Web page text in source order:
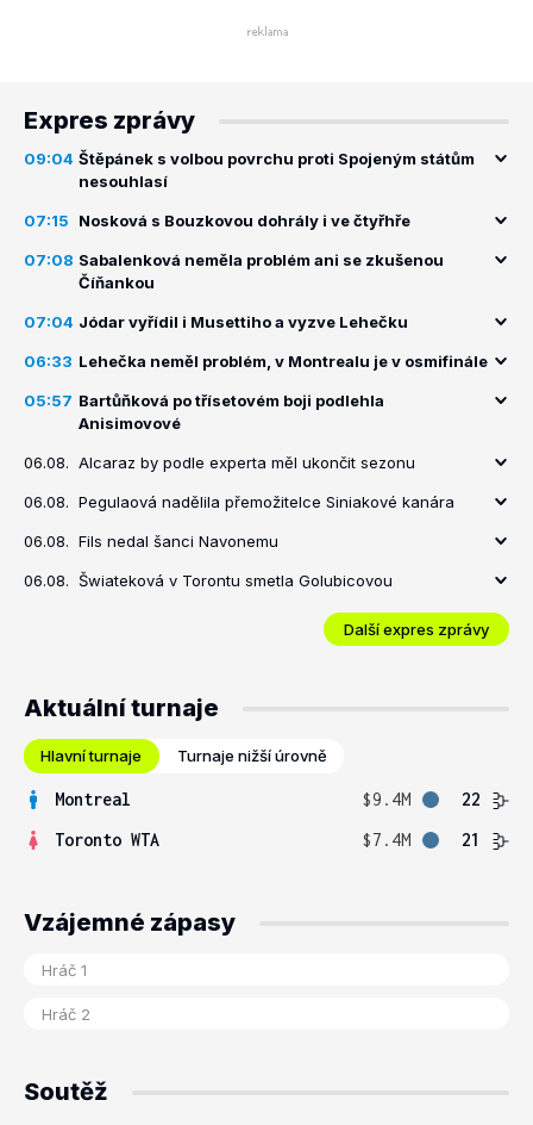
Expres zprávy
09:04 Štěpánek s volbou povrchu proti Spojeným státům
nesouhlasí
07:15 Nosková s Bouzkovou dohrály i ve čtyřhře
07:08 Sabalenková neměla problém ani se zkušenou
Číňankou
07:04 Jódar vyřídil i Musettiho a vyzve Lehečku
06:33 Lehečka neměl problém, v Montrealu je v osmifinále
05:57 Bartůňková po třísetovém boji podlehla
Anisimovové
06.08. Alcaraz by podle experta měl ukončit sezonu
06.08. Pegulaová nadělila přemožitelce Siniakové kanára
06.08. Fils nedal šanci Navonemu
06.08. Šwiateková v Torontu smetla Golubicovou
Další expres zprávy
Aktuální turnaje
Hlavní turnaje Turnaje nižší úrovně
Montreal $9.4M
22
Toronto WTA
$7.4M 21
Vzájemné zápasy
Soutěž